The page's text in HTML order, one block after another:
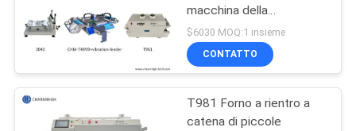
macchina della
stampante/CHMT48VB
Pnp di 3040
stampini/forno T961 di
$6030 MOQ:1 insieme
CONTATTO
T981 Forno a rientro a
catena di piccole